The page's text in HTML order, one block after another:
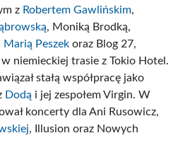
z Robertem Gawlińskim,
, Moniką Brodką,
Marią Peszek oraz Blog 27,
niemieckiej trasie z Tokio Hotel.
stałą współpracę jako
Dodą i jej zespołem Virgin. W
koncerty dla Ani Rusowicz,
, Illusion oraz Nowych